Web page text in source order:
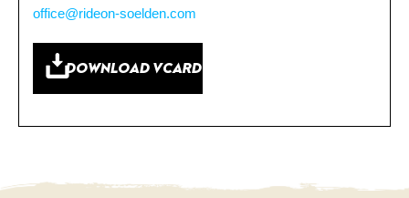
office@rideon-soelden.com
DOWNLOAD VCARD